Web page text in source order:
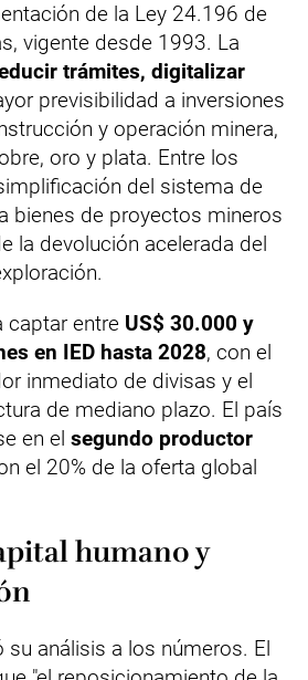
de la Ley 24.196 de
vigente desde 1993. La
trámites, digitalizar
previsibilidad a inversiones
y operación minera,
oro y plata. Entre los
del sistema de
bienes de proyectos mineros
la devolución acelerada del
captar entre US$ 30.000 y
en IED hasta 2028, con el
inmediato de divisas y el
de mediano plazo. El país
en el segundo productor
el 20% de la oferta global
humano y
su análisis a los números. El